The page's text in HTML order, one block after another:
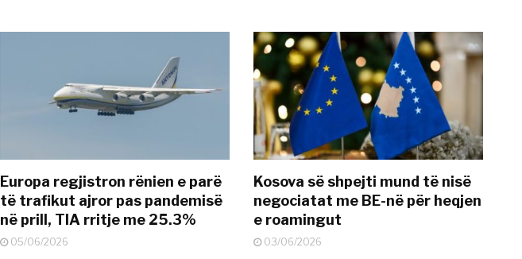
Europa regjistron rënien e parë
të trafikut ajror pas pandemisë
në prill, TIA rritje me 25.3%
05/06/2026
Kosova së shpejti mund të nisë
negociatat me BE-në për heqjen
e roamingut
03/06/2026